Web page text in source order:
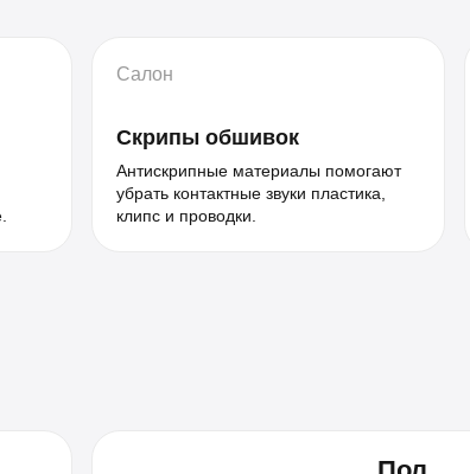
Салон
Скрипы обшивок
Антискрипные материалы помогают
убрать контактные звуки пластика,
клипс и проводки.